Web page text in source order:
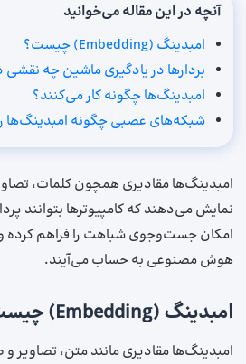
آنچه در این مقاله می‌خوانید
امبدینگ (Embedding) چیست؟
بردارها در یادگیری ماشین چه نقشی
امبدینگ‌ها چگونه کار می‌کنند؟
شبکه‌های عصبی چگونه امبدینگ‌ها
امبدینگ‌ها مقادیری همچون کلمات،
نمایش می‌دهند که کامپیوترها بتوانند
امکان جست‌و‌جوی شباهت را فراهم کرده
هوش مصنوعی به حساب می‌آیند.
امبدینگ (Embedding) چیست؟
امبدینگ‌ها مقادیری مانند متن، تصاویر